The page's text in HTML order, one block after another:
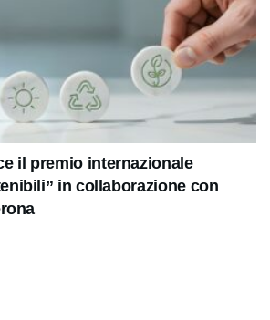
il premio internazionale
in collaborazione con